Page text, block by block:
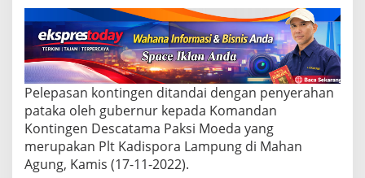
i
k
u
t
i
P
o
r
w
n
a
Pelepasan kontingen ditandai dengan penyerahan
pataka oleh gubernur kepada Komandan
Kontingen Descatama Paksi Moeda yang
merupakan Plt Kadispora Lampung di Mahan
Agung, Kamis (17-11-2022).